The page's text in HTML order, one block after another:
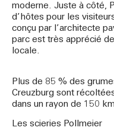
moderne. Juste à côté,
d’hôtes pour les
conçu par l’architecte
parc est très apprécié
locale.
Plus de 85 % des
Creuzburg sont
dans un rayon de 150
Les scieries Pollmeier